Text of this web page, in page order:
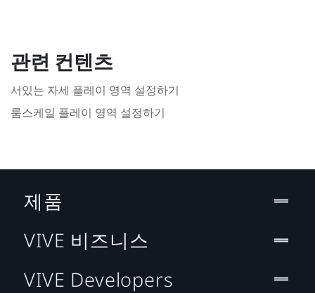
관련 컨텐츠
서있는 자세 플레이 영역 설정하기
룸스케일 플레이 영역 설정하기
제품
VIVE 비즈니스
VIVE Developers